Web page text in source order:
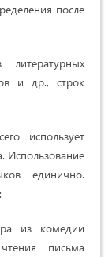
после
и др., строк
использует
Использование
единично.
из комедии
письма